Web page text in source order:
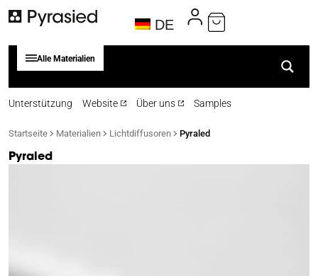
DE
Alle Materialien
Unterstützung Website Über uns Samples
Startseite Materialien Lichtdiffusoren Pyraled
Pyraled